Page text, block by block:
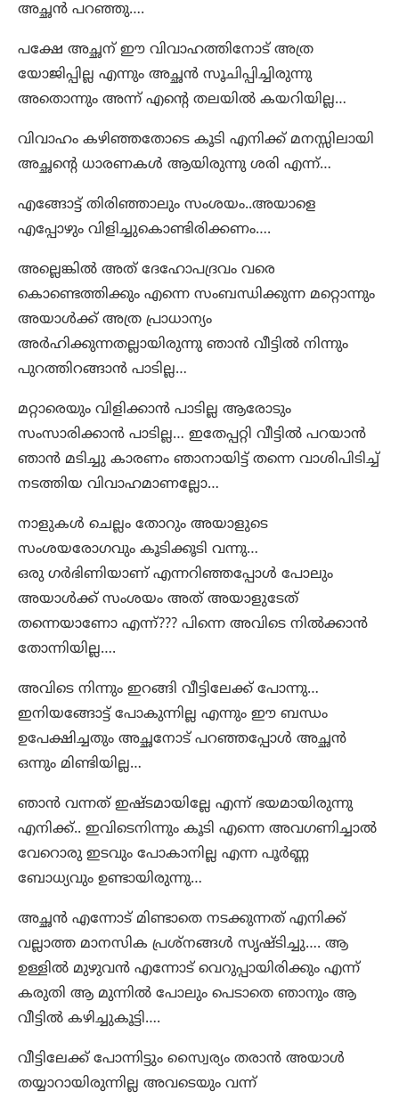
അച്ഛൻ പറഞ്ഞു….
പക്ഷേ അച്ഛന് ഈ വിവാഹത്തിനോട് അത്ര
യോജിപ്പില്ല എന്നും അച്ഛൻ സൂചിപ്പിച്ചിരുന്നു
അതൊന്നും അന്ന് എന്റെ തലയിൽ കയറിയില്ല…
വിവാഹം കഴിഞ്ഞതോടെ കൂടി എനിക്ക് മനസ്സിലായി
അച്ഛന്റെ ധാരണകൾ ആയിരുന്നു ശരി എന്ന്…
എങ്ങോട്ട് തിരിഞ്ഞാലും സംശയം..അയാളെ
എപ്പോഴും വിളിച്ചുകൊണ്ടിരിക്കണം….
അല്ലെങ്കിൽ അത് ദേഹോപദ്രവം വരെ
കൊണ്ടെത്തിക്കും എന്നെ സംബന്ധിക്കുന്ന മറ്റൊന്നും
അയാൾക്ക് അത്ര പ്രാധാന്യം
അർഹിക്കുന്നതല്ലായിരുന്നു ഞാൻ വീട്ടിൽ നിന്നും
പുറത്തിറങ്ങാൻ പാടില്ല…
മറ്റാരെയും വിളിക്കാൻ പാടില്ല ആരോടും
സംസാരിക്കാൻ പാടില്ല… ഇതേപ്പറ്റി വീട്ടിൽ പറയാൻ
ഞാൻ മടിച്ചു കാരണം ഞാനായിട്ട് തന്നെ വാശിപിടിച്ച്
നടത്തിയ വിവാഹമാണല്ലോ…
നാളുകൾ ചെല്ലം തോറും അയാളുടെ
സംശയരോഗവും കൂടിക്കൂടി വന്നു…
ഒരു ഗർഭിണിയാണ് എന്നറിഞ്ഞപ്പോൾ പോലും
അയാൾക്ക് സംശയം അത് അയാളുടേത്
തന്നെയാണോ എന്ന്??? പിന്നെ അവിടെ നിൽക്കാൻ
തോന്നിയില്ല….
അവിടെ നിന്നും ഇറങ്ങി വീട്ടിലേക്ക് പോന്നു…
ഇനിയങ്ങോട്ട് പോകുന്നില്ല എന്നും ഈ ബന്ധം
ഉപേക്ഷിച്ചതും അച്ഛനോട് പറഞ്ഞപ്പോൾ അച്ഛൻ
ഒന്നും മിണ്ടിയില്ല…
ഞാൻ വന്നത് ഇഷ്ടമായില്ലേ എന്ന് ഭയമായിരുന്നു
എനിക്ക്.. ഇവിടെനിന്നും കൂടി എന്നെ അവഗണിച്ചാൽ
വേറൊരു ഇടവും പോകാനില്ല എന്ന പൂർണ്ണ
ബോധ്യവും ഉണ്ടായിരുന്നു…
അച്ഛൻ എന്നോട് മിണ്ടാതെ നടക്കുന്നത് എനിക്ക്
വല്ലാത്ത മാനസിക പ്രശ്നങ്ങൾ സൃഷ്ടിച്ചു…. ആ
ഉള്ളിൽ മുഴുവൻ എന്നോട് വെറുപ്പായിരിക്കും എന്ന്
കരുതി ആ മുന്നിൽ പോലും പെടാതെ ഞാനും ആ
വീട്ടിൽ കഴിച്ചുകൂട്ടി….
വീട്ടിലേക്ക് പോന്നിട്ടും സ്വൈര്യം തരാൻ അയാൾ
തയ്യാറായിരുന്നില്ല അവടെയും വന്ന്